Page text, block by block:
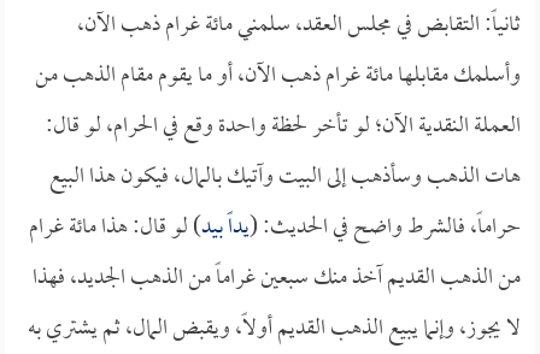
ثانياً: التقابض في مجلس العقد، سلمني مائة غرام ذهب الآن،
وأسلمك مقابلها مائة غرام ذهب الآن، أو ما يقوم مقام الذهب من
العملة النقدية الآن؛ لو تأخر لحظة واحدة وقع في الحرام، لو قال:
هات الذهب وسأذهب إلى البيت وآتيك بالمال، فيكون هذا البيع
حراماً، فالشرط واضح في الحديث: (يداً بيد) لو قال: هذا مائة غرام
من الذهب القديم آخذ منك سبعين غراماً من الذهب الجديد، فهذا
لا يجوز، وإنما يبيع الذهب القديم أولاً، ويقبض المال، ثم يشتري به